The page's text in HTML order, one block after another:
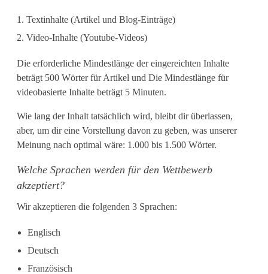
m
i
t
d
e
m
E
r
s
t
e
Textinhalte (Artikel und Blog-Einträge)
Video-Inhalte (Youtube-Videos)
Die erforderliche Mindestlänge der eingereichten Inhalte
beträgt 500 Wörter für Artikel und Die Mindestlänge für
videobasierte Inhalte beträgt 5 Minuten.
Wie lang der Inhalt tatsächlich wird, bleibt dir überlassen,
aber, um dir eine Vorstellung davon zu geben, was unserer
Meinung nach optimal wäre: 1.000 bis 1.500 Wörter.
Welche Sprachen werden für den Wettbewerb
akzeptiert?
Wir akzeptieren die folgenden 3 Sprachen:
Englisch
Deutsch
Französisch